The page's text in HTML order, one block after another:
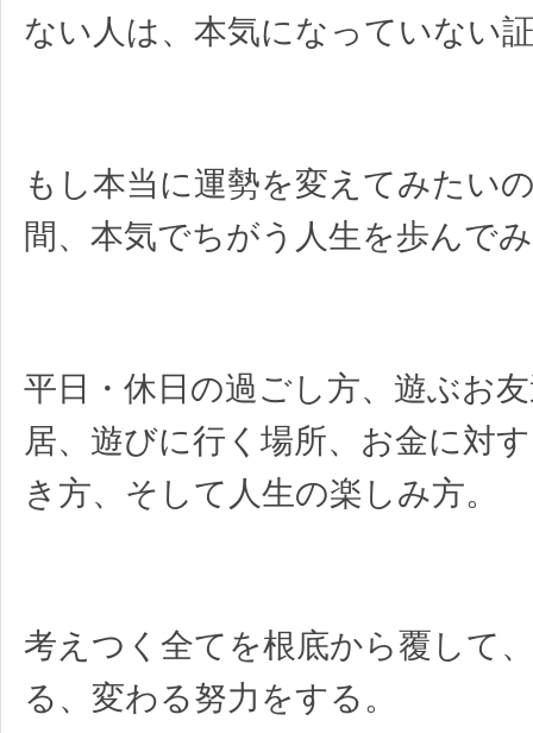
ない人は、本気になっていない
もし本当に運勢を変えてみたい
間、本気でちがう人生を歩んで
平日・休日の過ごし方、遊ぶお
居、遊びに行く場所、お金に対
き方、そして人生の楽しみ方。
考えつく全てを根底から覆して
る、変わる努力をする。